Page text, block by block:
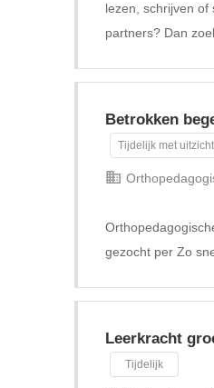
lezen, schrijven of
partners? Dan
Betrokken
Tijdelijk met
gezocht per Zo
Leerkracht
Tijdelijk